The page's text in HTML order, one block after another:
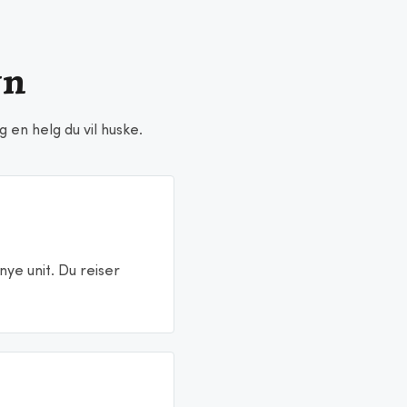
en helg du vil huske.
unit. Du reiser